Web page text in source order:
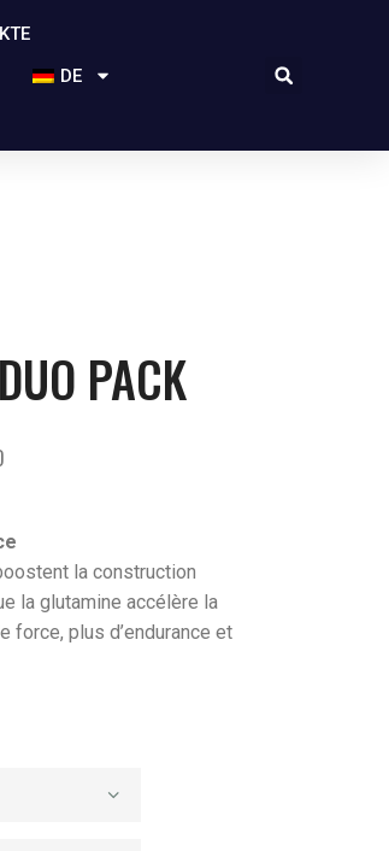
DE
PACK
la construction
la glutamine accélère la
force, plus d’endurance et